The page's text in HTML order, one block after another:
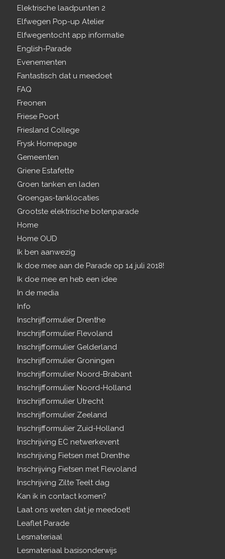
Elektrische laadpunten 2
Elfwegen Pop-up Atelier
Elfwegentocht app informatie
English-Parade
Evenementen
Fantastisch dat u meedoet
FAQ
Freonen
Friese Poort
Friesland College
Frysk Homepage
Gemeenten
Griene Estafette
Groen tanken en laden
Groengas-tanklocaties
Grootste elektrische botenparade
Home
Home OUD
Ik ben aanwezig
Ik doe mee aan de Parade op 14 juli 2018!
Ik doe mee en heb een idee
In de media
Info
Inschrijfformulier Drenthe
Inschrijfformulier Flevoland
Inschrijfformulier Gelderland
Inschrijfformulier Groningen
Inschrijfformulier Noord-Brabant
Inschrijfformulier Noord-Holland
Inschrijfformulier Utrecht
Inschrijfformulier Zeeland
Inschrijfformulier Zuid-Holland
Inschrijving EC netwerkevent
Inschrijving Fietsen met Drenthe
Inschrijving Fietsen met Flevoland
Inschrijving Zilte Teelt dag
Kan ik in contact komen?
Laat ons weten dat je meedoet!
Leaflet Parade
Lesmateriaal
Lesmateriaal basisonderwijs